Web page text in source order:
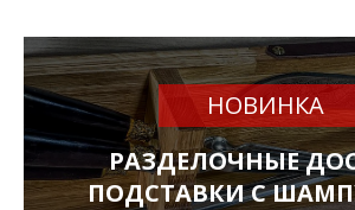
НОВИНКА
РАЗДЕЛОЧНЫЕ
ПОДСТАВКИ С